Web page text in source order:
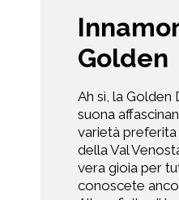
Golden
Ah sì, la Golden
suona
varietà preferita
della Val
vera gioia per
conoscete